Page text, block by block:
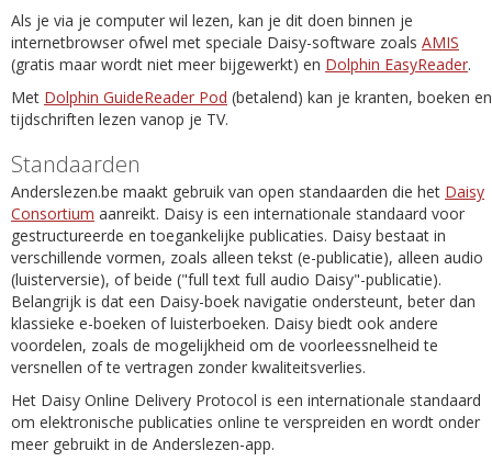
Als je via je computer wil lezen, kan je dit doen binnen je
internetbrowser ofwel met speciale Daisy-software zoals AMIS
(gratis maar wordt niet meer bijgewerkt) en Dolphin EasyReader.
Met Dolphin GuideReader Pod (betalend) kan je kranten, boeken en
tijdschriften lezen vanop je TV.
Standaarden
Anderslezen.be maakt gebruik van open standaarden die het Daisy
Consortium aanreikt. Daisy is een internationale standaard voor
gestructureerde en toegankelijke publicaties. Daisy bestaat in
verschillende vormen, zoals alleen tekst (e-publicatie), alleen audio
(luisterversie), of beide ("full text full audio Daisy"-publicatie).
Belangrijk is dat een Daisy-boek navigatie ondersteunt, beter dan
klassieke e-boeken of luisterboeken. Daisy biedt ook andere
voordelen, zoals de mogelijkheid om de voorleessnelheid te
versnellen of te vertragen zonder kwaliteitsverlies.
Het Daisy Online Delivery Protocol is een internationale standaard
om elektronische publicaties online te verspreiden en wordt onder
meer gebruikt in de Anderslezen-app.